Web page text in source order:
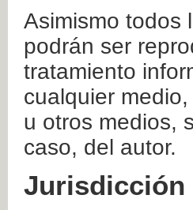
Asimismo todos
podrán ser
tratamiento
cualquier
u otros medios,
caso, del autor.
Jurisdicción